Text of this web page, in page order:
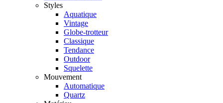
Styles
Aquatique
Vintage
Globe-trotteur
Classique
Tendance
Outdoor
Squelette
Mouvement
Automatique
Quartz